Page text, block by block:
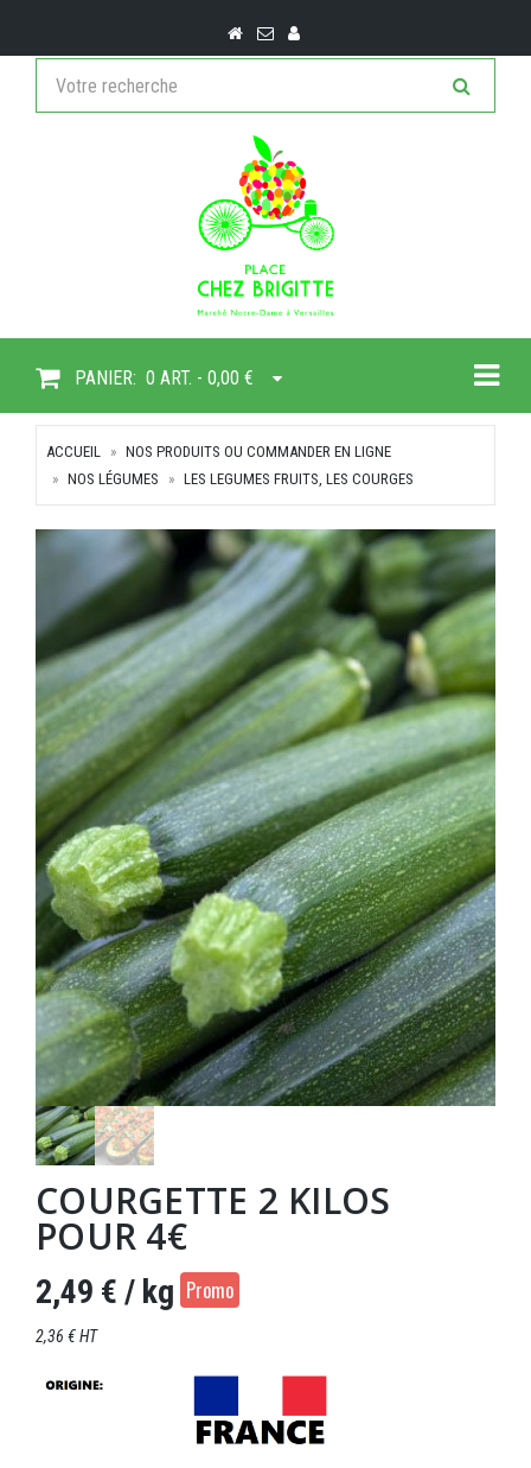
PANIER: 0 ART. - 0,00 €
ACCUEIL
NOS PRODUITS OU COMMANDER EN LIGNE
NOS LÉGUMES
LES LEGUMES FRUITS, LES COURGES
COURGETTE 2 KILOS
POUR 4€
2,49 € / kg Promo
2,36 € HT